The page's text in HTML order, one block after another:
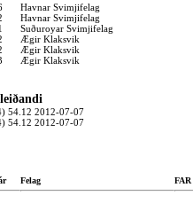
Havnar Svimjifelag
Havnar Svimjifelag
Suðuroyar Svimjifelag
Ægir Klaksvik
Ægir Klaksvik
Ægir Klaksvik
54.12 2012-07-07
54.12 2012-07-07
Felag FAR